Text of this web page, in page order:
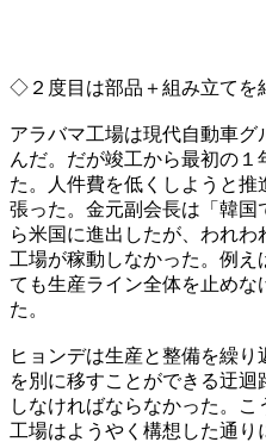
◇２度目は部品＋組み立てを
アラバマ工場は現代自動車
んだ。だが竣工から最初の
た。人件費を低くしようと
張った。金元副会長は「韓
ら米国に進出したが、われ
工場が稼動しなかった。例
ても生産ライン全体を止めな
た。
ヒョンデは生産と整備を繰
を別に移すことができる迂
しなければならなかった。こ
工場はようやく構想した通り